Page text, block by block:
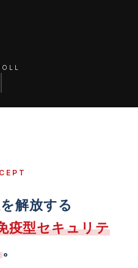
解放する
疫型セキュリテ
。